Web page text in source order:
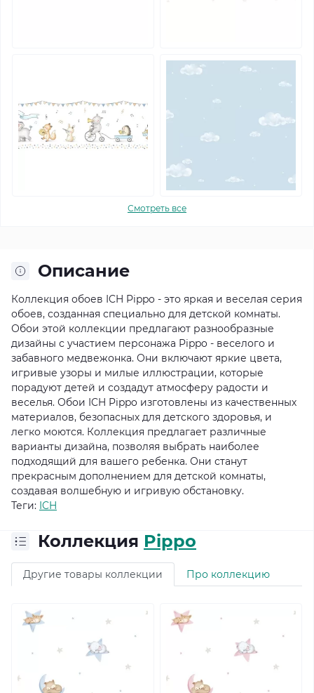
Смотреть все
Описание
Коллекция обоев ICH Pippo - это яркая и веселая серия
обоев, созданная специально для детской комнаты.
Обои этой коллекции предлагают разнообразные
дизайны с участием персонажа Pippo - веселого и
забавного медвежонка. Они включают яркие цвета,
игривые узоры и милые иллюстрации, которые
порадуют детей и создадут атмосферу радости и
веселья. Обои ICH Pippo изготовлены из качественных
материалов, безопасных для детского здоровья, и
легко моются. Коллекция предлагает различные
варианты дизайна, позволяя выбрать наиболее
подходящий для вашего ребенка. Они станут
прекрасным дополнением для детской комнаты,
создавая волшебную и игривую обстановку.
Теги: ICH
Коллекция Pippo
Другие товары коллекции Про коллекцию